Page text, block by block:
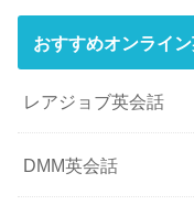
おすすめオンライ
レアジョブ英会話
DMM英会話